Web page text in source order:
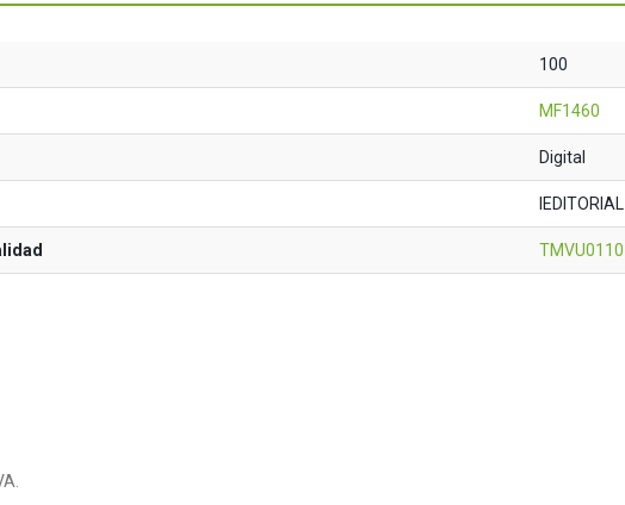
100
MF1460
Digital
IEDITORIAL
TMVU0110